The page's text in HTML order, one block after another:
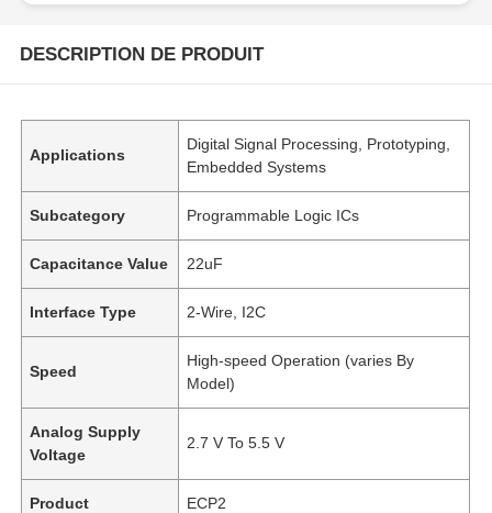
DESCRIPTION DE PRODUIT
Applications
Digital Signal Processing, Prototyping,
Embedded Systems
Subcategory Programmable Logic ICs
Capacitance Value 22uF
Interface Type 2-Wire, I2C
Speed
High-speed Operation (varies By
Model)
Analog Supply
Voltage
2.7 V To 5.5 V
Product ECP2